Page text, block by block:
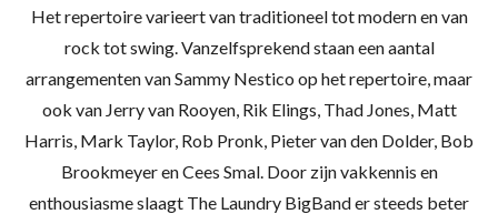
Het repertoire varieert van traditioneel tot modern en van
rock tot swing. Vanzelfsprekend staan een aantal
arrangementen van Sammy Nestico op het repertoire, maar
ook van Jerry van Rooyen, Rik Elings, Thad Jones, Matt
Harris, Mark Taylor, Rob Pronk, Pieter van den Dolder, Bob
Brookmeyer en Cees Smal. Door zijn vakkennis en
enthousiasme slaagt The Laundry BigBand er steeds beter